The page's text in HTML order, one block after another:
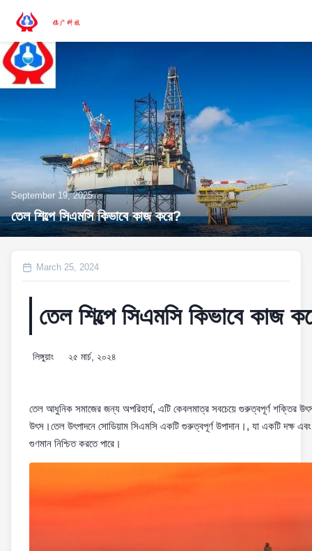
September 19, 2025
তেল শিল্পে সিএমসি কিভাবে কাজ করে?
March 25, 2024
তেল শিল্পে সিএমসি কিভাবে কাজ
লিঙ্গুয়াং ২৫ মার্চ, ২০২৪
তেল আধুনিক সমাজের জন্য অপরিহার্য, এটি কেবলমাত্র সবচেয়ে গুরুত্বপূর্ণ শক্তির উৎস
উৎস।তেল উৎপাদনে সোডিয়াম সিএমসি একটি গুরুত্বপূর্ণ উপাদান।, যা একটি দক্ষ
গুণমান নিশ্চিত করতে পারে।